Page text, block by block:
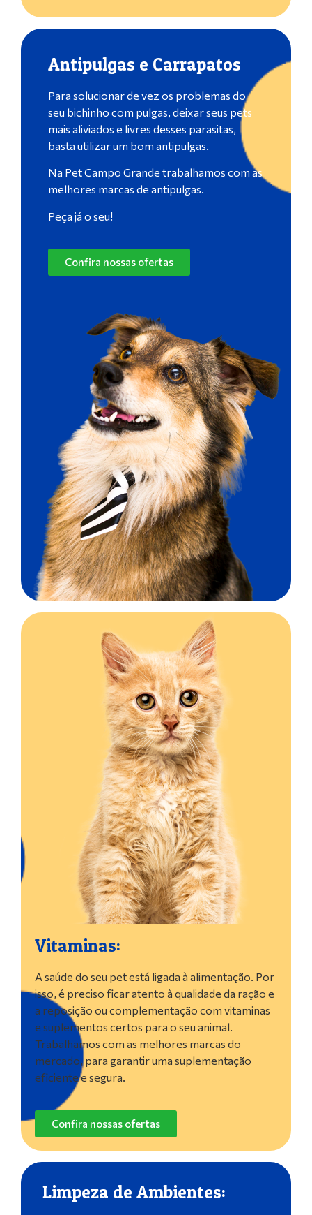
Antipulgas e Carrapatos
Para solucionar de vez os problemas do
seu bichinho com pulgas, deixar seus pets
mais aliviados e livres desses parasitas,
basta utilizar um bom antipulgas.
Na Pet Campo Grande trabalhamos com as
melhores marcas de antipulgas.
Peça já o seu!
Confira nossas ofertas
Vitaminas:
A saúde do seu pet está ligada à alimentação. Por
isso, é preciso ficar atento à qualidade da ração e
a reposição ou complementação com vitaminas
e suplementos certos para o seu animal.
Trabalhamos com as melhores marcas do
mercado, para garantir uma suplementação
eficiente e segura.
Confira nossas ofertas
Limpeza de Ambientes: